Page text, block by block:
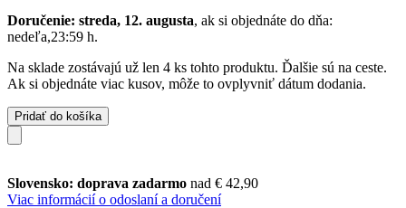
Doručenie: streda, 12. augusta, ak si objednáte do dňa:
nedeľa,23:59 h.
Na sklade zostávajú už len 4 ks tohto produktu. Ďalšie sú na ceste.
Ak si objednáte viac kusov, môže to ovplyvniť dátum dodania.
Pridať do košíka
Slovensko: doprava zadarmo nad € 42,90
Viac informácií o odoslaní a doručení